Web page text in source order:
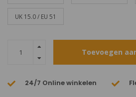
UK 15.0 / EU 51
Toevoegen
24/7 Online winkelen